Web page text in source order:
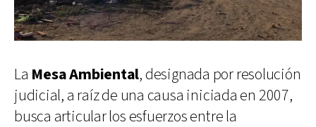
La Mesa Ambiental, designada por resolución
judicial, a raíz de una causa iniciada en 2007,
busca articular los esfuerzos entre la